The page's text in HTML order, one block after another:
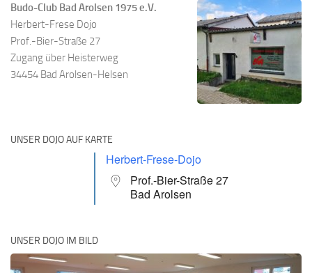
Budo-Club Bad Arolsen 1975 e.V.
Herbert-Frese Dojo
Prof.-Bier-Straße 27
Zugang über Heisterweg
34454 Bad Arolsen-Helsen
UNSER DOJO AUF KARTE
Herbert-Frese-Dojo
Prof.-Bier-Straße 27
Bad Arolsen
UNSER DOJO IM BILD